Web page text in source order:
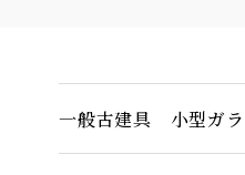
一般古建具 小型ガ